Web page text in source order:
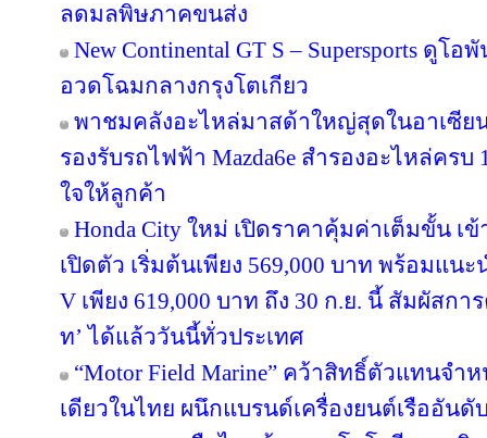
ลดมลพิษภาคขนส่ง
New Continental GT S – Supersports ดู
อวดโฉมกลางกรุงโตเกียว
พาชมคลังอะไหล่มาสด้าใหญ่สุดในอาเซีย
รองรับรถไฟฟ้า Mazda6e สำรองอะไหล่คร
ใจให้ลูกค้า
Honda City ใหม่ เปิดราคาคุ้มค่าเต็มขั้น เ
เปิดตัว เริ่มต้นเพียง 569,000 บาท พร้อมแน
V เพียง 619,000 บาท ถึง 30 ก.ย. นี้ สัมผัสก
ท’ ได้แล้ววันนี้ทั่วประเทศ
“Motor Field Marine” คว้าสิทธิ์ตัวแทนจำห
เดียวในไทย ผนึกแบรนด์เครื่องยนต์เรืออันดั